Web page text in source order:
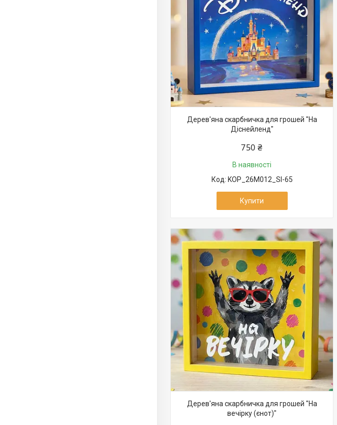
Дерев'яна скарбничка для грошей "На
Діснейленд"
750 ₴
В наявності
KOP_26M012_SI-65
Купити
Дерев'яна скарбничка для грошей "На
вечірку (єнот)"